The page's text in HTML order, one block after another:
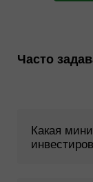
Часто
Какая